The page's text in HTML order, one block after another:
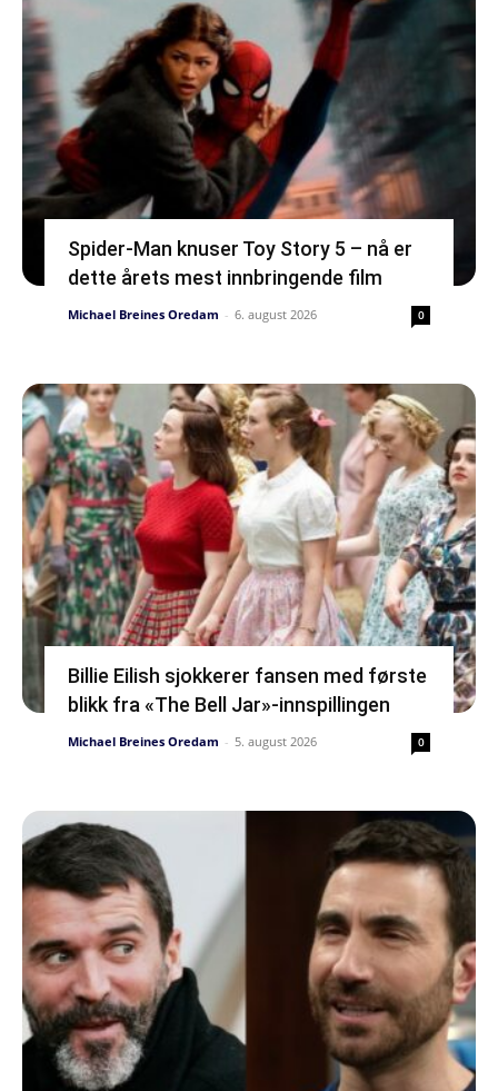
Spider-Man knuser Toy Story 5 – nå er
dette årets mest innbringende film
Michael Breines Oredam - 6. august 2026 0
Billie Eilish sjokkerer fansen med første
blikk fra «The Bell Jar»-innspillingen
Michael Breines Oredam - 5. august 2026 0